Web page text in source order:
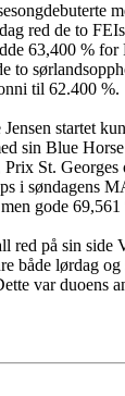
red de to
63,400 % for
to
til 62.400 %.
startet
sin Blue
St. Georges
i søndagens
gode 69,561
red på sin side
både lørdag
var duoens